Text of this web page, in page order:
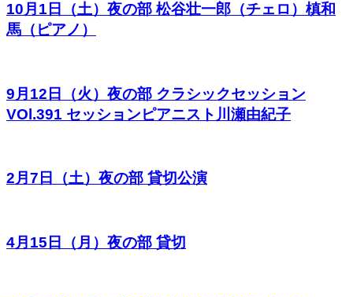
10月1日（土）夜の部 松谷壮一郎（チェロ）槙和
馬（ピアノ）
9月12日（火）夜の部 クラシックセッション
VOl.391 セッションピアニスト川瀬由紀子
2月7日（土）夜の部 貸切公演
4月15日（月）夜の部 貸切